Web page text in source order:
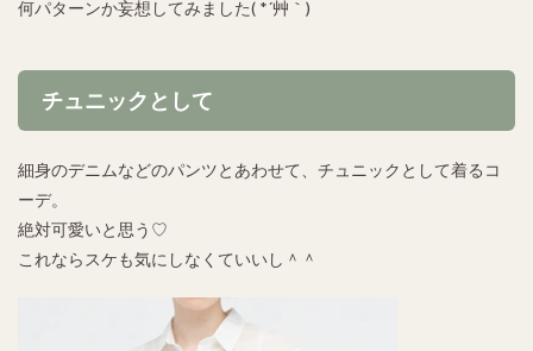
何パターンか妄想してみました( *´艸｀)
チュニックとして
細身のデニムなどのパンツとあわせて、チュニックとして着るコ
ーデ。
絶対可愛いと思う♡
これならスケも気にしなくていいし＾＾